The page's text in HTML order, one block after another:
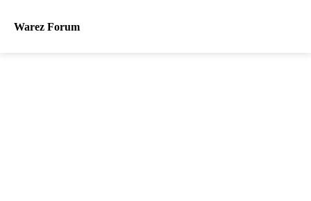
Warez Forum